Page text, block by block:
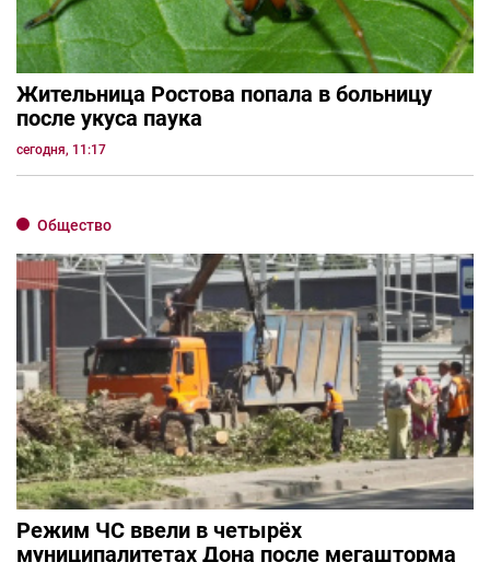
Жительница Ростова попала в больницу
после укуса паука
сегодня, 11:17
Общество
Режим ЧС ввели в четырёх
муниципалитетах Дона после мегашторма